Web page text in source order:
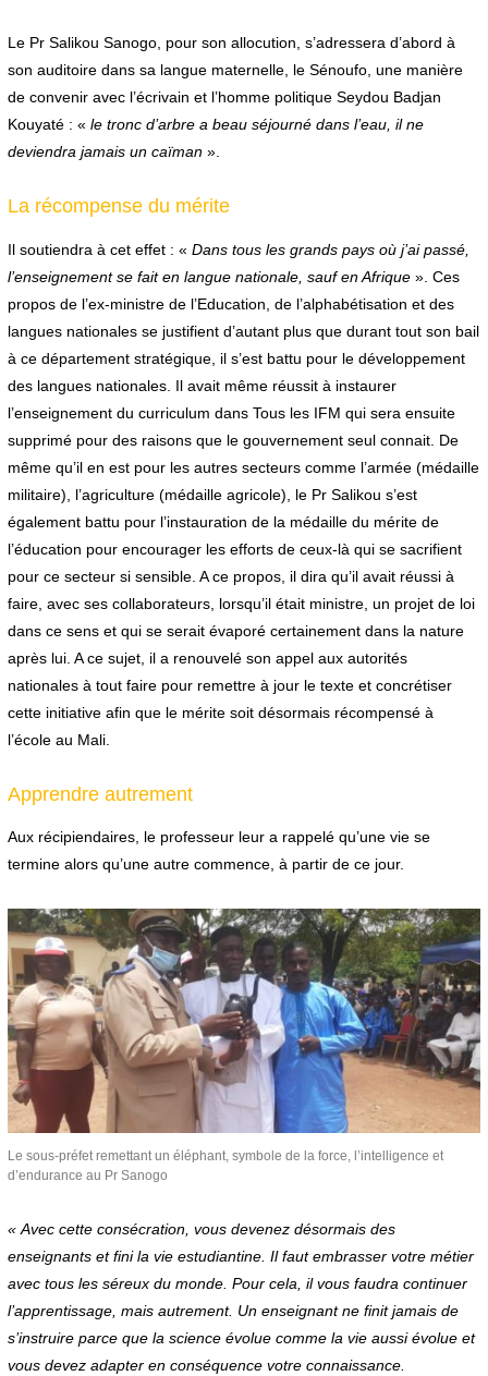
Le Pr Salikou Sanogo, pour son allocution, s’adressera d’abord à
son auditoire dans sa langue maternelle, le Sénoufo, une manière
de convenir avec l’écrivain et l’homme politique Seydou Badjan
Kouyaté : « le tronc d’arbre a beau séjourné dans l’eau, il ne
deviendra jamais un caïman».
La récompense du mérite
Il soutiendra à cet effet : « Dans tous les grands pays où j’ai passé,
l’enseignement se fait en langue nationale, sauf en Afrique». Ces
propos de l’ex-ministre de l’Education, de l’alphabétisation et des
langues nationales se justifient d’autant plus que durant tout son bail
à ce département stratégique, il s’est battu pour le développement
des langues nationales. Il avait même réussit à instaurer
l’enseignement du curriculum dans Tous les IFM qui sera ensuite
supprimé pour des raisons que le gouvernement seul connait. De
même qu’il en est pour les autres secteurs comme l’armée (médaille
militaire), l’agriculture (médaille agricole), le Pr Salikou s’est
également battu pour l’instauration de la médaille du mérite de
l’éducation pour encourager les efforts de ceux-là qui se sacrifient
pour ce secteur si sensible. A ce propos, il dira qu’il avait réussi à
faire, avec ses collaborateurs, lorsqu’il était ministre, un projet de loi
dans ce sens et qui se serait évaporé certainement dans la nature
après lui. A ce sujet, il a renouvelé son appel aux autorités
nationales à tout faire pour remettre à jour le texte et concrétiser
cette initiative afin que le mérite soit désormais récompensé à
l’école au Mali.
Apprendre autrement
Aux récipiendaires, le professeur leur a rappelé qu’une vie se
termine alors qu’une autre commence, à partir de ce jour.
Le sous-préfet remettant un éléphant, symbole de la force, l’intelligence et
d’endurance au Pr Sanogo
« Avec cette consécration, vous devenez désormais des
enseignants et fini la vie estudiantine. Il faut embrasser votre métier
avec tous les séreux du monde. Pour cela, il vous faudra continuer
l’apprentissage, mais autrement. Un enseignant ne finit jamais de
s’instruire parce que la science évolue comme la vie aussi évolue et
vous devez adapter en conséquence votre connaissance.